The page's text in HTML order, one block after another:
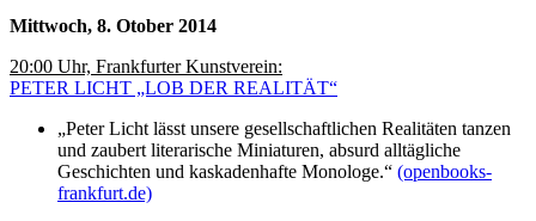
Mittwoch, 8. Otober 2014
20:00 Uhr, Frankfurter Kunstverein:
PETER LICHT „LOB DER REALITÄT“
„Peter Licht lässt unsere gesellschaftlichen Realitäten tanzen
und zaubert literarische Miniaturen, absurd alltägliche
Geschichten und kaskadenhafte Monologe.“ (openbooks-
frankfurt.de)